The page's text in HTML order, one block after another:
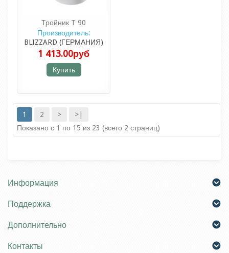
Тройник T 90
Производитель:
BLIZZARD (ГЕРМАНИЯ)
1 413.00руб
Купить
1 2 >
>|
Показано с 1 по 15 из 23 (всего 2 страниц)
Информация
Поддержка
Дополнительно
Контакты